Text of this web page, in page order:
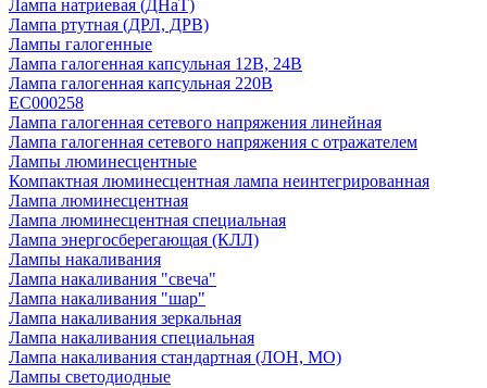
Лампа натриевая (ДНаТ)
Лампа ртутная (ДРЛ, ДРВ)
Лампы галогенные
Лампа галогенная капсульная 12В, 24В
Лампа галогенная капсульная 220В
EC000258
Лампа галогенная сетевого напряжения линейная
Лампа галогенная сетевого напряжения с отражателем
Лампы люминесцентные
Компактная люминесцентная лампа неинтегрированная
Лампа люминесцентная
Лампа люминесцентная специальная
Лампа энергосберегающая (КЛЛ)
Лампы накаливания
Лампа накаливания "свеча"
Лампа накаливания "шар"
Лампа накаливания зеркальная
Лампа накаливания специальная
Лампа накаливания стандартная (ЛОН, МО)
Лампы светодиодные